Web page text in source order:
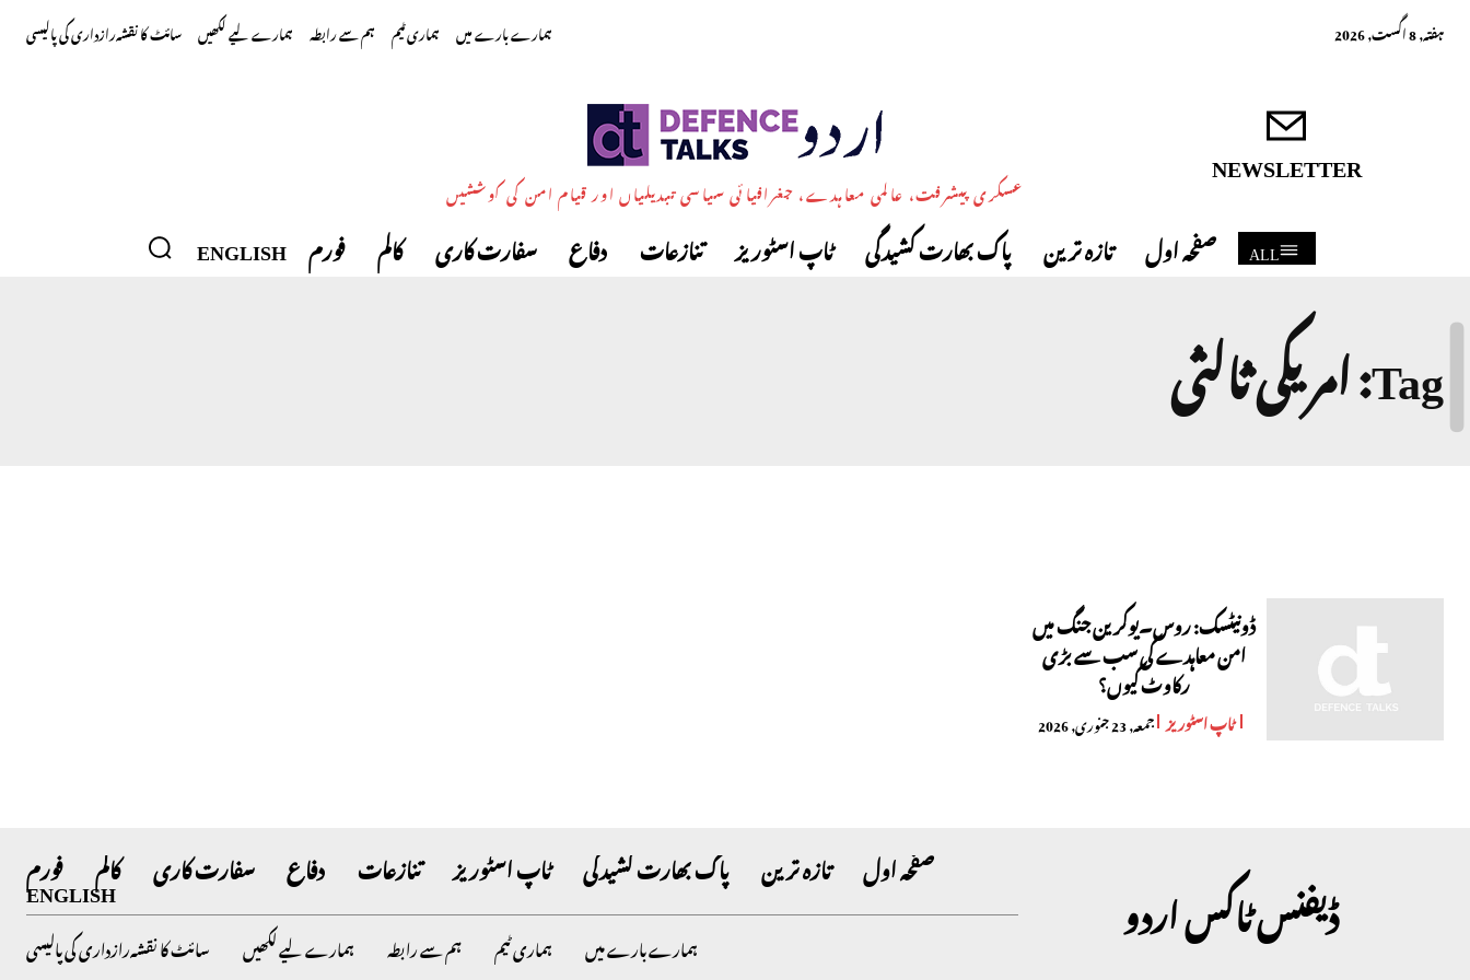
ہفتہ, 8 اگست, 2026 ہمارے بارے میں ہماری ٹیم ہم سے رابطہ ہمارے لیے لکھیں سائٹ کا نقشہرازداری کی پالیسی
NEWSLETTER
عسکری پیشرفت، عالمی معاہدے، جغرافیائی سیاسی تبدیلیاں اور قیام امن کی کوششیں
ALL صفحہ اول تازہ ترین پاک بھارت کشیدگی ٹاپ اسٹوریز تنازعات دفاع سفارت کاری کالم فورم ENGLISH
Tag:امریکی ثالثی
ڈونیٹسک: روس۔یوکرین جنگ میں
امن معاہدے کی سب سے بڑی
رکاوٹ کیوں؟
ٹاپ اسٹوریز جمعہ, 23 جنوری, 2026
ڈیفنس ٹاکس اردو
صفحہ اول تازہ ترین پاک بھارت کشیدگی ٹاپ اسٹوریز تنازعات دفاع سفارت کاری کالم فورم
ENGLISH
ہمارے بارے میں ہماری ٹیم ہم سے رابطہ ہمارے لیے لکھیں سائٹ کا نقشہرازداری کی پالیسی